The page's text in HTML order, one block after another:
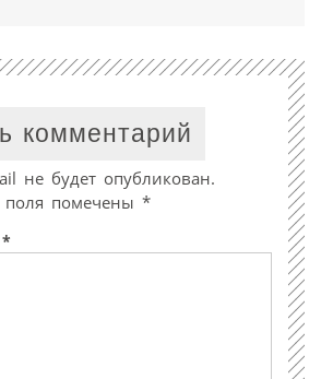
комментарий
не будет опубликован.
поля помечены *
*